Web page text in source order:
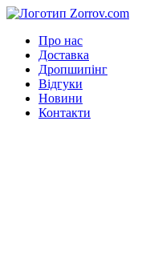
Про нас
Доставка
Дропшипінг
Відгуки
Новини
Контакти